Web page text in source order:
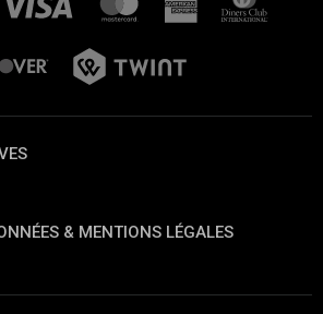
& MENTIONS LÉGALES